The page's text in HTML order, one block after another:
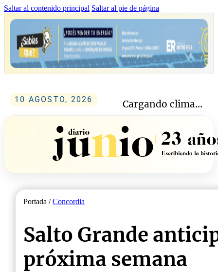
Saltar al contenido principal Saltar al pie de página
10 AGOSTO, 2026 Cargando clima...
Portada /Concordia
Salto Grande
próxima semana